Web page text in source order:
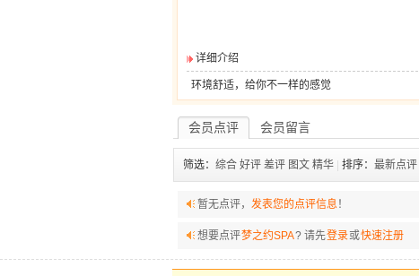
详细介绍
环境舒适，给你不一样的感觉
会员点评 会员留言
筛选： 综合 好评 差评 图文 精华 排序： 最新点评
暂无点评， 发表您的点评信息！
想要点评梦之约SPA? 请先登录或快速注册